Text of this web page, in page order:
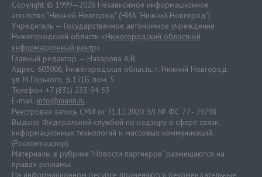
Copyright © 1999—2026 Независимое информационное
агентство "Нижний Новгород" (НИА "Нижний Новгород")
Учредитель — Государственное автономное учреждение
Нижегородской области «Нижегородский областной
информационный центр»
Главный редактор — Назарова А.В.
Адрес: 603006, Нижегородская область, г. Нижний Новгород.
ул. М.Горького, д.151Б, пом. 5
Телефон: +7 (831) 233-94-53
E-mail: info@niann.ru
Реестровая запись СМИ от 31.12.2020 ЭЛ № ФС 77 - 79798.
Выдано Федеральной службой по надзору в сфере связи,
информационных технологий и массовых коммуникаций
(Роскомнадзор).
Материалы в рубрике "Новости партнеров" размещаются на
правах рекламы.
На информационном ресурсе применяются рекомендательные